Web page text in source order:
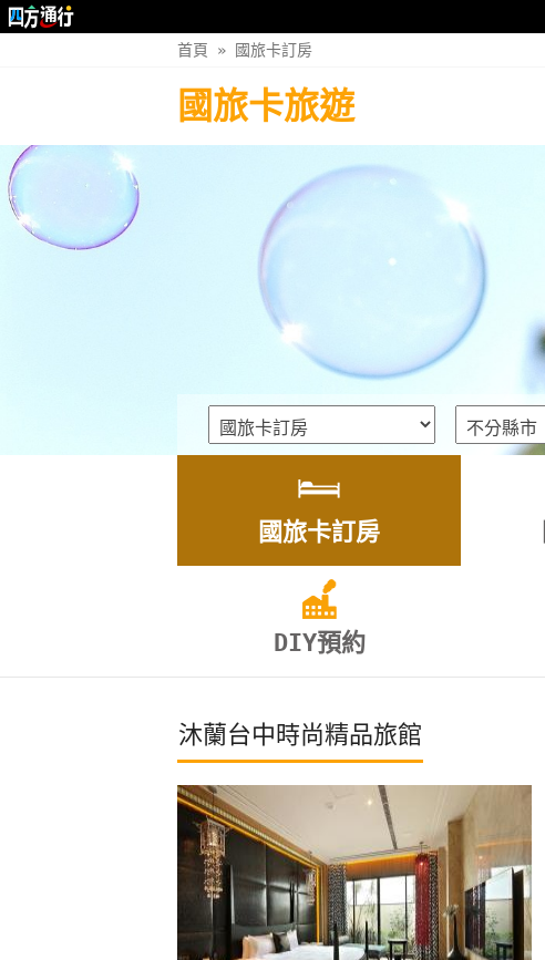
首頁 » 國旅卡訂房
國旅卡旅遊
國旅卡訂房
DIY預約
沐蘭台中時尚精品旅館